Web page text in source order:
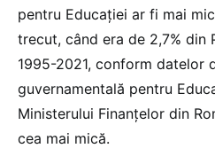
pentru Educației ar fi mai
trecut, când era de 2,7% din
1995-2021, conform datelor
guvernamentală pentru
Ministerului Finanțelor din
cea mai mică.